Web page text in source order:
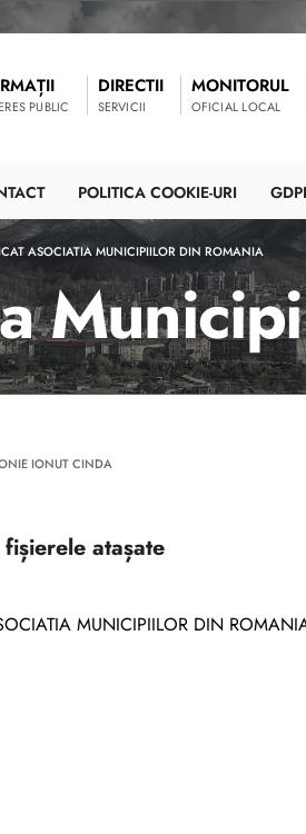
PUBLIC
DIRECTII
SERVICII
MONITORUL
OFICIAL LOCAL
POLITICA COOKIE-URI
ASOCIATIA MUNICIPIILOR DIN ROMANIA
IONUT CINDA
fișierele atașate
MUNICIPIILOR DIN